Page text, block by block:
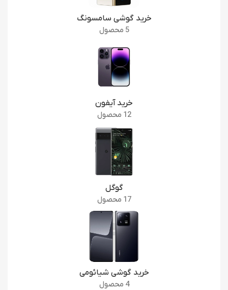
خرید گوشی سامسونگ
5 محصول
خرید آیفون
12 محصول
گوگل
17 محصول
خرید گوشی شیائومی
4 محصول